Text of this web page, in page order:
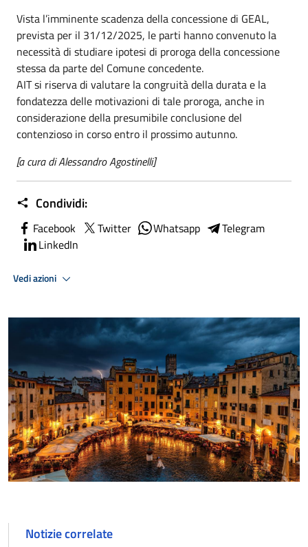
Vista l’imminente scadenza della concessione di GEAL,
prevista per il 31/12/2025, le parti hanno convenuto la
necessità di studiare ipotesi di proroga della concessione
stessa da parte del Comune concedente.
AIT si riserva di valutare la congruità della durata e la
fondatezza delle motivazioni di tale proroga, anche in
considerazione della presumibile conclusione del
contenzioso in corso entro il prossimo autunno.
[a cura di Alessandro Agostinelli]
Condividi:
Facebook Twitter Whatsapp
Telegram
LinkedIn
Vedi azioni
Notizie correlate